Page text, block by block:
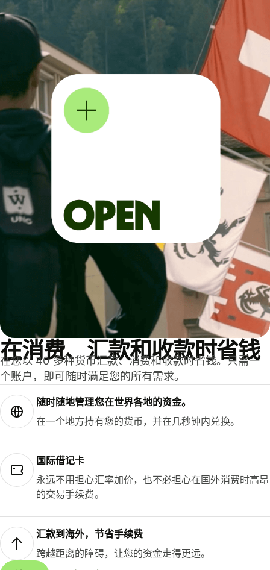
在消费、汇款和收款时省钱
在您以 40 多种货币汇款、消费和收款时省钱。只需一
个账户，即可随时满足您的所有需求。
随时随地管理您在世界各地的资金。
在一个地方持有您的货币，并在几秒钟内兑换。
国际借记卡
永远不用担心汇率加价，也不必担心在国外消费时高昂
的交易手续费。
汇款到海外，节省手续费
跨越距离的障碍，让您的资金走得更远。